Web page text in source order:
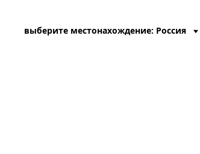
выберите местонахождение: Россия